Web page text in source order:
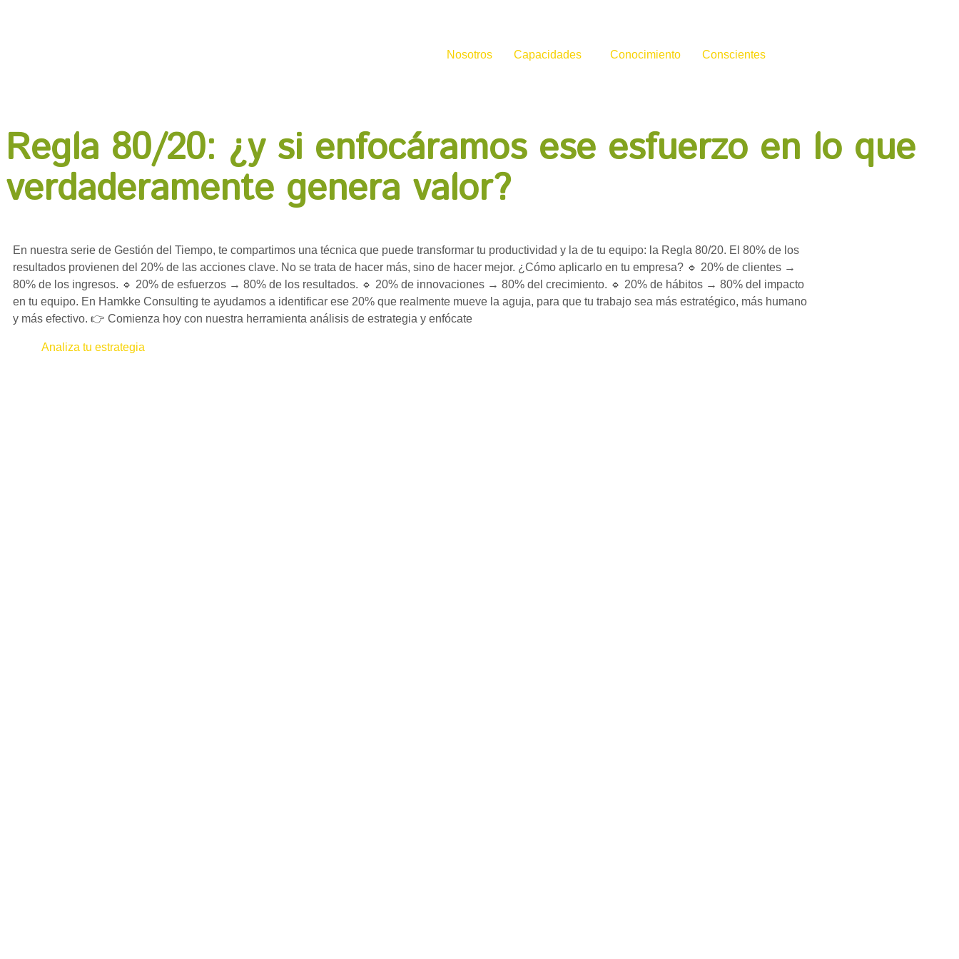
Nosotros Capacidades Conocimiento Conscientes
Regla 80/20: ¿y si enfocáramos ese esfuerzo en lo que
verdaderamente genera valor?
En nuestra serie de Gestión del Tiempo, te compartimos una técnica que puede transformar tu productividad y la de tu equipo: la Regla 80/20. El 80% de los
resultados provienen del 20% de las acciones clave. No se trata de hacer más, sino de hacer mejor. ¿Cómo aplicarlo en tu empresa? 🔹 20% de clientes →
80% de los ingresos. 🔹 20% de esfuerzos → 80% de los resultados. 🔹 20% de innovaciones → 80% del crecimiento. 🔹 20% de hábitos → 80% del impacto
en tu equipo. En Hamkke Consulting te ayudamos a identificar ese 20% que realmente mueve la aguja, para que tu trabajo sea más estratégico, más humano
y más efectivo. 👉 Comienza hoy con nuestra herramienta análisis de estrategia y enfócate
Analiza tu estrategia